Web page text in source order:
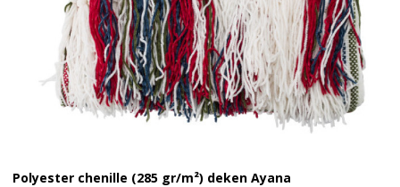
Polyester chenille (285 gr/m²) deken Ayana